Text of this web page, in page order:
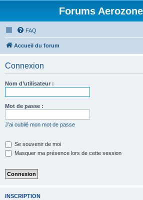
Forums
FAQ
Accueil du forum
Connexion
Nom d’utilisateur :
Mot de passe :
J’ai oublié mon mot de passe
Se souvenir de moi
Masquer ma présence lors de cette session
INSCRIPTION